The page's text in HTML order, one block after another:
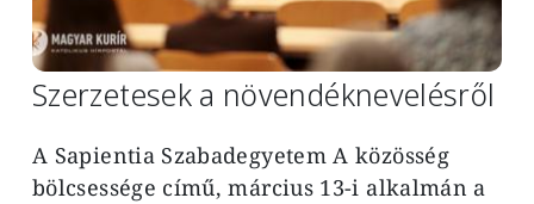
Szerzetesek a növendéknevelésről
A Sapientia Szabadegyetem A közösség
bölcsessége című, március 13-i alkalmán a